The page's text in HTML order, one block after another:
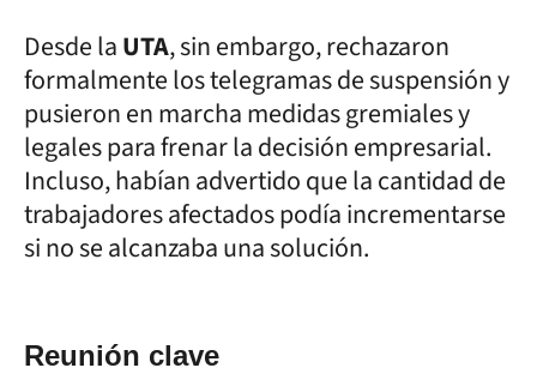
Desde laUTA, sin embargo, rechazaron
formalmente los telegramas de suspensión y
pusieron en marcha medidas gremiales y
legales para frenar la decisión empresarial.
Incluso, habían advertido que la cantidad de
trabajadores afectados podía incrementarse
si no se alcanzaba una solución.
Reunión clave